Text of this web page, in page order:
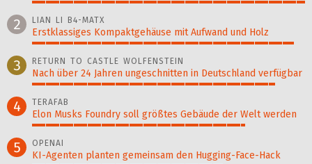
100%
2 LIAN LI B4-MATX
Erstklassiges Kompaktgehäuse mit Aufwand und Holz
96%
3 RETURN TO CASTLE WOLFENSTEIN
Nach über 24 Jahren ungeschnitten in Deutschland verfügbar
89%
4 TERAFAB
Elon Musks Foundry soll größ­tes Gebäude der Welt werden
78%
5 OPENAI
KI-Agenten planten gemein­sam den Hugging-Face-Hack